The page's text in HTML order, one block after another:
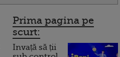
Prima pagina pe
scurt:
Invață să ții